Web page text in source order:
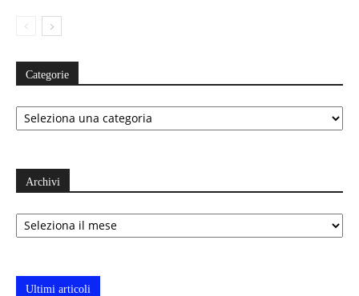
Categorie
Categorie
Archivi
Archivi
Ultimi articoli